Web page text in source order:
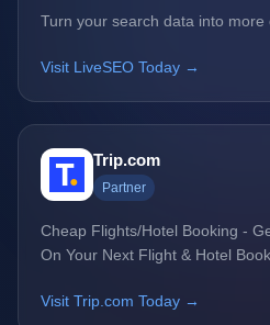
Turn your search data into more
Visit LiveSEO Today →
Trip.com
Partner
Cheap Flights/Hotel Booking -
On Your Next Flight & Hotel
Visit Trip.com Today →